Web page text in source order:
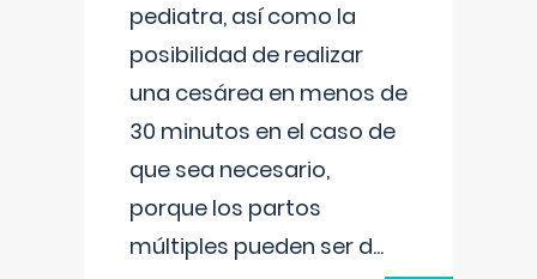
pediatra, así como la
posibilidad de realizar
una cesárea en menos de
30 minutos en el caso de
que sea necesario,
porque los partos
múltiples pueden ser d...